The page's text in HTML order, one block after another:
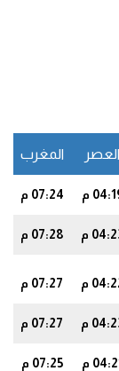
العصر المغرب
م 07:24 م
م 07:28 م
م 07:27 م
م 07:27 م
م 07:25 م